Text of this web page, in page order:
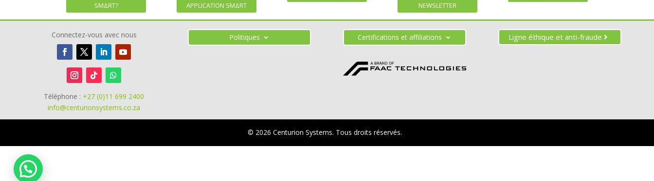
SMΔRT?
APPLICATION SMΔRT
NEWSLETTER
Connectez-vous avec nous
Téléphone : +27 (0)11 699 2400
info@centurionsystems.co.za
Politiques Certifications et affiliations Ligne éthique et anti-fraude
© 2026 Centurion Systems. Tous droits réservés.